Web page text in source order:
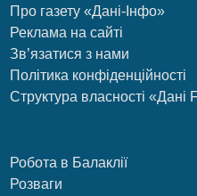
Про газету «Дані-Інфо»
Реклама на сайті
Зв’язатися з нами
Політика конфіденційності
Структура власності «Дані
Робота в Балаклії
Розваги